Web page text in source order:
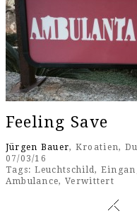
Feeling Save
Jürgen Bauer, Kroatien,
07/03/16
Tags: Leuchtschild,
Ambulance, Verwittert